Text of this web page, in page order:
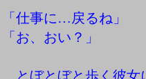
「仕事に…戻るね」
「お、おい？」
とぼとぼと歩く彼女